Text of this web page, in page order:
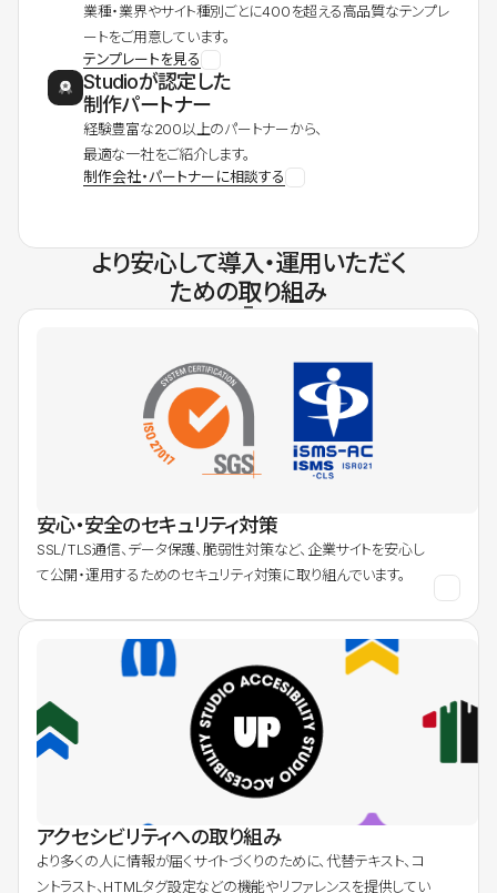
業種・業界やサイト種別ごとに400を超える高品質なテンプレ
ートをご用意しています。
テンプレートを見る
Studioが認定した
制作パートナー
経験豊富な200以上のパートナーから、
最適な一社をご紹介します。
制作会社・パートナーに相談する
より安心して導入・運用いただく
ための取り組み
安心・安全のセキュリティ対策
SSL/TLS通信、データ保護、脆弱性対策など、企業サイトを安心し
て公開・運用するためのセキュリティ対策に取り組んでいます。
アクセシビリティへの取り組み
より多くの人に情報が届くサイトづくりのために、代替テキスト、コ
ントラスト、HTMLタグ設定などの機能やリファレンスを提供してい